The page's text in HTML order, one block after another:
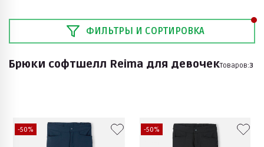
ФИЛЬТРЫ И СОРТИРОВКА
Брюки софтшелл Reima для девочекТоваров:3
-50% -50%